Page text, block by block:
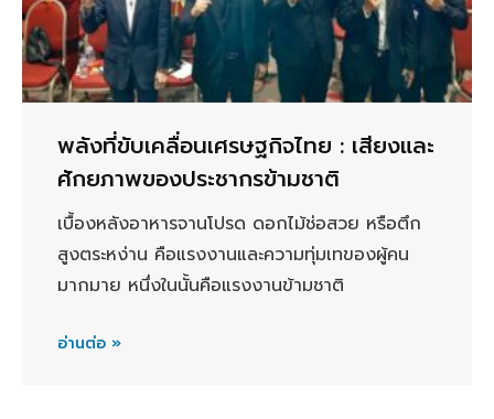
พลังที่ขับเคลื่อนเศรษฐกิจไทย : เสียงและ
ศักยภาพของประชากรข้ามชาติ
เบื้องหลังอาหารจานโปรด ดอกไม้ช่อสวย หรือตึก
สูงตระหง่าน คือแรงงานและความทุ่มเทของผู้คน
มากมาย หนึ่งในนั้นคือแรงงานข้ามชาติ
อ่านต่อ »